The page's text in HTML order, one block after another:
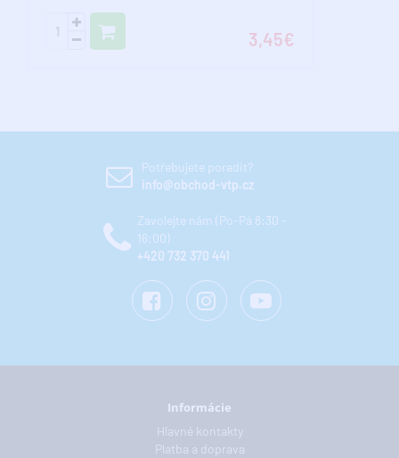
3,45€
Potřebujete poradit?
info@obchod-vtp.cz
Zavolejte nám (Po-Pá 8:30 -
16:00)
+420 732 370 441
Informácie
Hlavné kontakty
Platba a doprava